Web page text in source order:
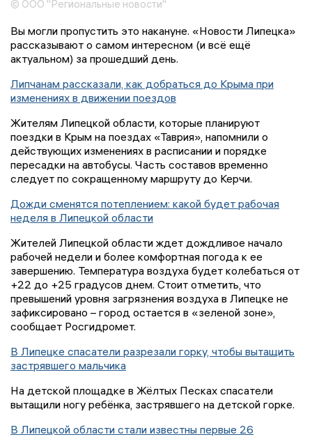
© ООО "Региональные новости"
Вы могли пропустить это накануне. «Новости Липецка»
рассказывают о самом интересном (и всё ещё
актуальном) за прошедший день.
Липчанам рассказали, как добраться до Крыма при
изменениях в движении поездов
Жителям Липецкой области, которые планируют
поездки в Крым на поездах «Таврия», напомнили о
действующих изменениях в расписании и порядке
пересадки на автобусы. Часть составов временно
следует по сокращенному маршруту до Керчи.
Дожди сменятся потеплением: какой будет рабочая
неделя в Липецкой области
Жителей Липецкой области ждет дождливое начало
рабочей недели и более комфортная погода к ее
завершению. Температура воздуха будет колебаться от
+22 до +25 градусов днем. Стоит отметить, что
превышений уровня загрязнения воздуха в Липецке не
зафиксировано – город остается в «зеленой зоне»,
сообщает Росгидромет.
В Липецке спасатели разрезали горку, чтобы вытащить
застрявшего мальчика
На детской площадке в Жёлтых Песках спасатели
вытащили ногу ребёнка, застрявшего на детской горке.
В Липецкой области стали известны первые 26